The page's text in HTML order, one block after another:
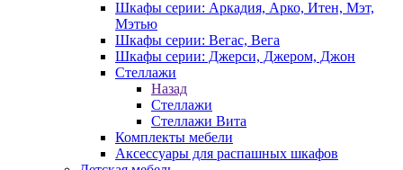
Шкафы серии: Аркадия, Арко, Итен, Мэт,
Мэтью
Шкафы серии: Вегас, Вега
Шкафы серии: Джерси, Джером, Джон
Стеллажи
Назад
Стеллажи
Стеллажи Вита
Комплекты мебели
Аксессуары для распашных шкафов